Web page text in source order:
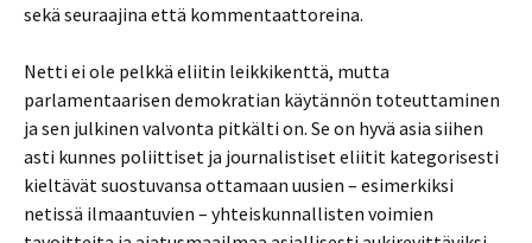
sekä seuraajina että kommentaattoreina.
Netti ei ole pelkkä eliitin leikkikenttä, mutta
parlamentaarisen demokratian käytännön toteuttaminen
ja sen julkinen valvonta pitkälti on. Se on hyvä asia siihen
asti kunnes poliittiset ja journalistiset eliitit kategorisesti
kieltävät suostuvansa ottamaan uusien – esimerkiksi
netissä ilmaantuvien – yhteiskunnallisten voimien